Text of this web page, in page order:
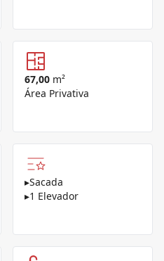
67,00 m²
Área Privativa
▸Sacada
▸1 Elevador